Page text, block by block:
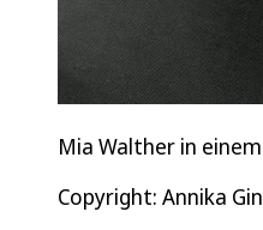
Mia Walther in
Copyright: Annika